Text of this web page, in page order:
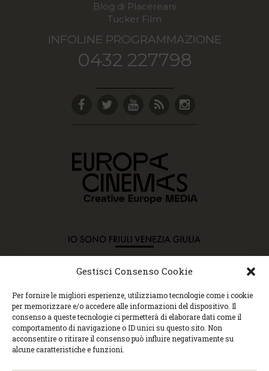
Gestisci Consenso Cookie
Per fornire le migliori esperienze, utilizziamo tecnologie come i cookie
per memorizzare e/o accedere alle informazioni del dispositivo. Il
consenso a queste tecnologie ci permetterà di elaborare dati come il
comportamento di navigazione o ID unici su questo sito. Non
acconsentire o ritirare il consenso può influire negativamente su
alcune caratteristiche e funzioni.
Blog di Placereani
Tucker Film
INFOLINE PROGRAMMAZIONE
0432 227798
Copyright © 2015 Cec, Tutti i diritti riservati. Nessun
contenuto può essere copiato o manipolato. Accedendo al
sito approvi la Policy sulla privacy e la Policy sui
contenuti.
Centro espressioni cinematografiche, via Villalta, 24 |
33100 Udine | tel. 0432 299545 | P.Iva 01295290306 |
cec@cecudine.org